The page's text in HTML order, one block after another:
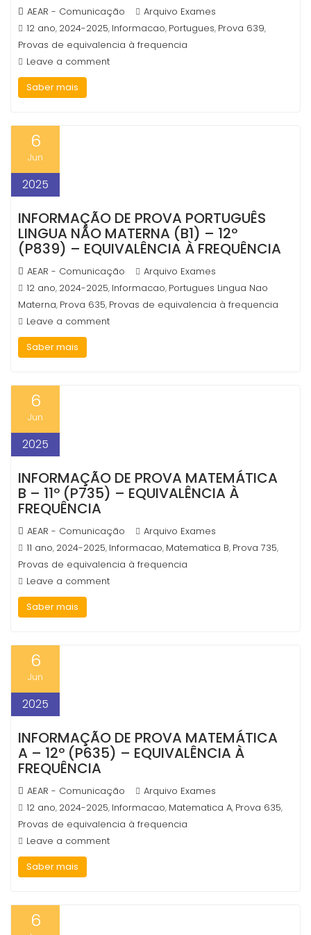
AEAR - Comunicação
Arquivo Exames
12 ano, 2024-2025, Informacao, Portugues, Prova 639,
Provas de equivalencia à frequencia
Leave a comment
Saber mais
6
Jun
2025
INFORMAÇÃO DE PROVA PORTUGUÊS
LINGUA NÃO MATERNA (B1) – 12º
(P839) – EQUIVALÊNCIA À FREQUÊNCIA
AEAR - Comunicação
Arquivo Exames
12 ano, 2024-2025, Informacao, Portugues Lingua Nao
Materna, Prova 635, Provas de equivalencia à frequencia
Leave a comment
Saber mais
6
Jun
2025
INFORMAÇÃO DE PROVA MATEMÁTICA
B – 11º (P735) – EQUIVALÊNCIA À
FREQUÊNCIA
AEAR - Comunicação
Arquivo Exames
11 ano, 2024-2025, Informacao, Matematica B, Prova 735,
Provas de equivalencia à frequencia
Leave a comment
Saber mais
6
Jun
2025
INFORMAÇÃO DE PROVA MATEMÁTICA
A – 12º (P635) – EQUIVALÊNCIA À
FREQUÊNCIA
AEAR - Comunicação
Arquivo Exames
12 ano, 2024-2025, Informacao, Matematica A, Prova 635,
Provas de equivalencia à frequencia
Leave a comment
Saber mais
6